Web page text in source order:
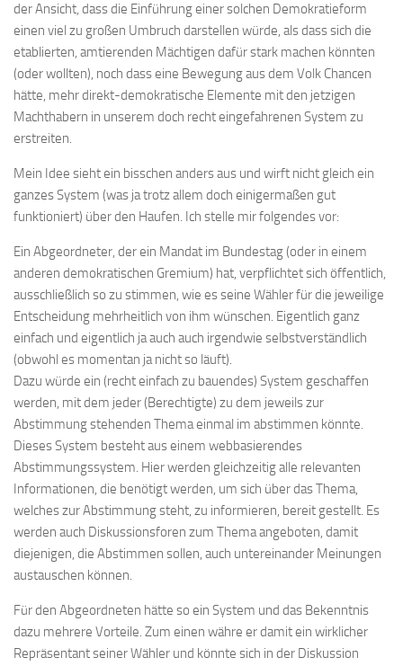
der Ansicht, dass die Einführung einer solchen Demokratieform
einen viel zu großen Umbruch darstellen würde, als dass sich die
etablierten, amtierenden Mächtigen dafür stark machen könnten
(oder wollten), noch dass eine Bewegung aus dem Volk Chancen
hätte, mehr direkt-demokratische Elemente mit den jetzigen
Machthabern in unserem doch recht eingefahrenen System zu
erstreiten.
Mein Idee sieht ein bisschen anders aus und wirft nicht gleich ein
ganzes System (was ja trotz allem doch einigermaßen gut
funktioniert) über den Haufen. Ich stelle mir folgendes vor:
Ein Abgeordneter, der ein Mandat im Bundestag (oder in einem
anderen demokratischen Gremium) hat, verpflichtet sich öffentlich,
ausschließlich so zu stimmen, wie es seine Wähler für die jeweilige
Entscheidung mehrheitlich von ihm wünschen. Eigentlich ganz
einfach und eigentlich ja auch auch irgendwie selbstverständlich
(obwohl es momentan ja nicht so läuft).
Dazu würde ein (recht einfach zu bauendes) System geschaffen
werden, mit dem jeder (Berechtigte) zu dem jeweils zur
Abstimmung stehenden Thema einmal im abstimmen könnte.
Dieses System besteht aus einem webbasierendes
Abstimmungssystem. Hier werden gleichzeitig alle relevanten
Informationen, die benötigt werden, um sich über das Thema,
welches zur Abstimmung steht, zu informieren, bereit gestellt. Es
werden auch Diskussionsforen zum Thema angeboten, damit
diejenigen, die Abstimmen sollen, auch untereinander Meinungen
austauschen können.
Für den Abgeordneten hätte so ein System und das Bekenntnis
dazu mehrere Vorteile. Zum einen währe er damit ein wirklicher
Repräsentant seiner Wähler und könnte sich in der Diskussion